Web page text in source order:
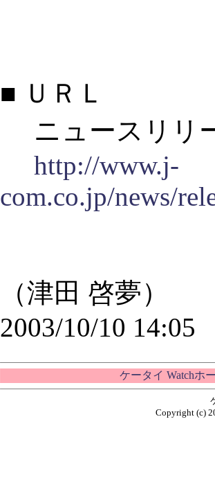
■ ＵＲＬ
ニュースリリ
http://www.j-
com.co.jp/news/
（津田 啓夢）
2003/10/10 14:05
ケータイ Watchホ
Copyright (c)